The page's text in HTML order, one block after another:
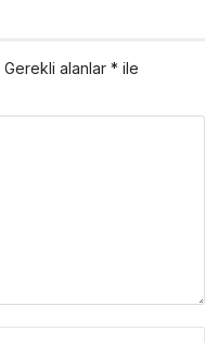
Gerekli alanlar * ile